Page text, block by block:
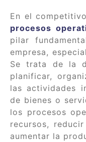
En el
procesos
pilar
empresa,
Se trata de la
planificar,
las actividades
de bienes o
los procesos
recursos,
aumentar la